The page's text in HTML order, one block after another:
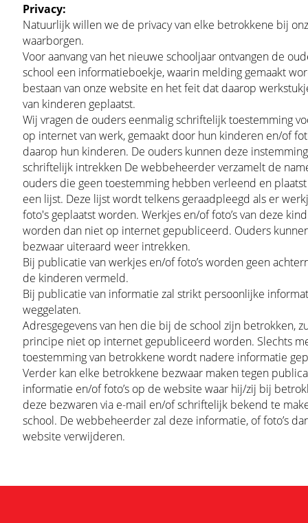
Privacy:
Natuurlijk willen we de privacy van elke betrokkene bij
waarborgen.
Voor aanvang van het nieuwe schooljaar ontvangen de
school een informatieboekje, waarin melding gemaakt
bestaan van onze website en het feit dat daarop
van kinderen geplaatst.
Wij vragen de ouders eenmalig schriftelijk toestemming
op internet van werk, gemaakt door hun kinderen en/of
daarop hun kinderen. De ouders kunnen deze
schriftelijk intrekken De webbeheerder verzamelt de
ouders die geen toestemming hebben verleend en
een lijst. Deze lijst wordt telkens geraadpleegd als er
foto's geplaatst worden. Werkjes en/of foto’s van deze
worden dan niet op internet gepubliceerd. Ouders
bezwaar uiteraard weer intrekken.
Bij publicatie van werkjes en/of foto’s worden geen
de kinderen vermeld.
Bij publicatie van informatie zal strikt persoonlijke
weggelaten.
Adresgegevens van hen die bij de school zijn betrokken,
principe niet op internet gepubliceerd worden. Slechts
toestemming van betrokkene wordt nadere informatie
Verder kan elke betrokkene bezwaar maken tegen
informatie en/of foto’s op de website waar hij/zij bij
deze bezwaren via e-mail en/of schriftelijk bekend te
school. De webbeheerder zal deze informatie, of foto’s
website verwijderen.